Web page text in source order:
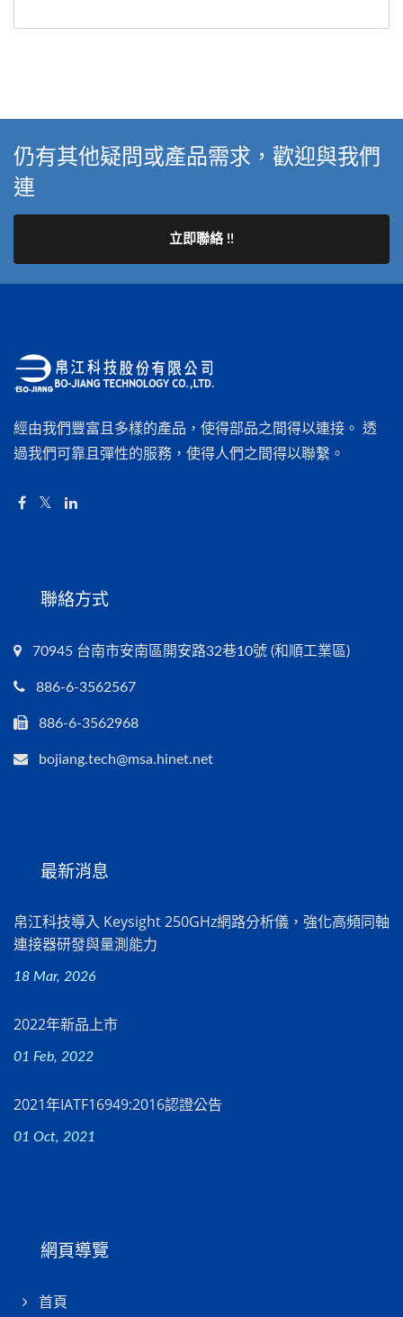
仍有其他疑問或產品需求，歡迎與我們
連
立即聯絡 !!
經由我們豐富且多樣的產品，使得部品之間得以連接。 透
過我們可靠且彈性的服務，使得人們之間得以聯繫。
聯絡方式
70945 台南市安南區開安路32巷10號 (和順工業區)
886-6-3562567
886-6-3562968
bojiang.tech@msa.hinet.net
最新消息
帛江科技導入 Keysight 250GHz網路分析儀，強化高頻同軸
連接器研發與量測能力
18 Mar, 2026
2022年新品上市
01 Feb, 2022
2021年IATF16949:2016認證公告
01 Oct, 2021
網頁導覽
首頁